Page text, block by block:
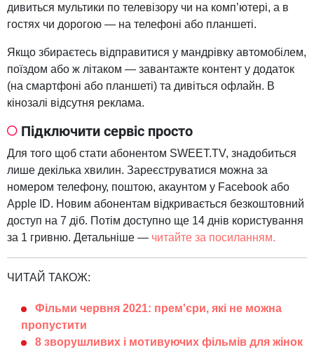
дивиться мультики по телевізору чи на комп’ютері, а в
гостях чи дорогою — на телефоні або планшеті.
Якщо збираєтесь відправитися у мандрівку автомобілем,
поїздом або ж літаком — завантажте контент у додаток
(на смартфоні або планшеті) та дивіться офлайн. В
кінозалі відсутня реклама.
Підключити сервіс просто
Для того щоб стати абонентом SWEET.TV, знадобиться
лише декілька хвилин. Зареєструватися можна за
номером телефону, поштою, акаунтом у Facebook або
Apple ID. Новим абонентам відкривається безкоштовний
доступ на 7 діб. Потім доступно ще 14 днів користування
за 1 гривню. Детальніше — читайте за посиланням.
ЧИТАЙ ТАКОЖ:
Фільми червня 2021: прем'єри, які не можна
пропустити
8 зворушливих і мотивуючих фільмів для жінок